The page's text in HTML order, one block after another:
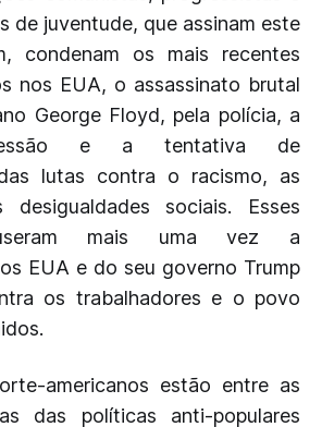
de juventude, que assinam este
condenam os mais recentes
nos EUA, o assassinato brutal
George Floyd, pela polícia, a
e a tentativa de
lutas contra o racismo, as
sociais. Esses
mais uma vez a
EUA e do seu governo Trump
os trabalhadores e o povo
americanos estão entre as
das políticas anti-populares